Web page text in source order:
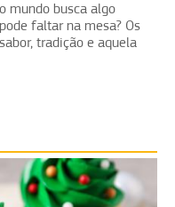
mundo busca algo
faltar na mesa? Os
tradição e aquela